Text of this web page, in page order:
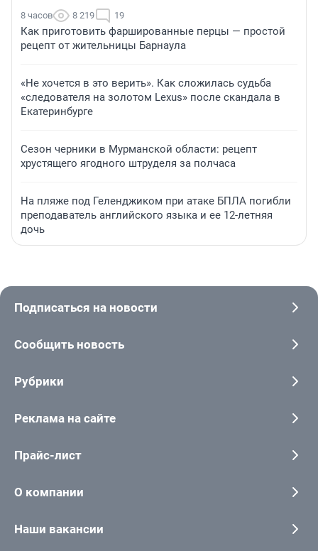
8 часов 8 219 19
Как приготовить фаршированные перцы — простой
рецепт от жительницы Барнаула
«Не хочется в это верить». Как сложилась судьба
«следователя на золотом Lexus» после скандала в
Екатеринбурге
Сезон черники в Мурманской области: рецепт
хрустящего ягодного штруделя за полчаса
На пляже под Геленджиком при атаке БПЛА погибли
преподаватель английского языка и ее 12-летняя
дочь
Подписаться на новости
Сообщить новость
Рубрики
Реклама на сайте
Прайс-лист
О компании
Наши вакансии